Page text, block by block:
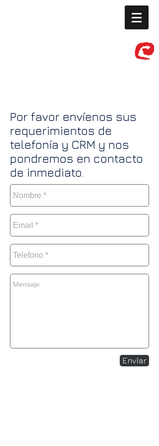
Por favor envíenos sus
requerimientos de
telefonía y CRM y nos
pondremos en contacto
de inmediato.
Enviar